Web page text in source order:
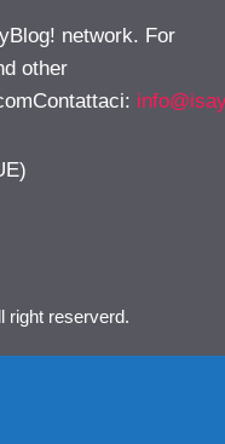
network. For
other
:
right reserverd.